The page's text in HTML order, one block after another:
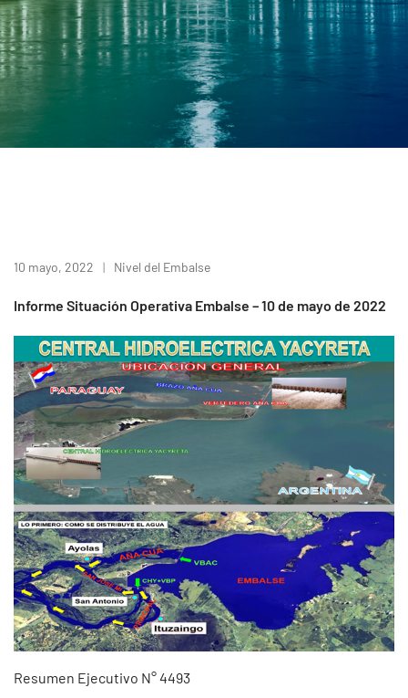
10 mayo, 2022 Nivel del Embalse
Informe Situación Operativa Embalse – 10 de mayo de 2022
Resumen Ejecutivo N° 4493